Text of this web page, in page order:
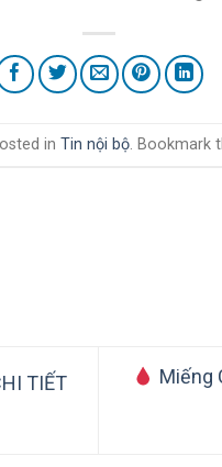
in Tin nội bộ. Bookmark
TIẾT
Miếng